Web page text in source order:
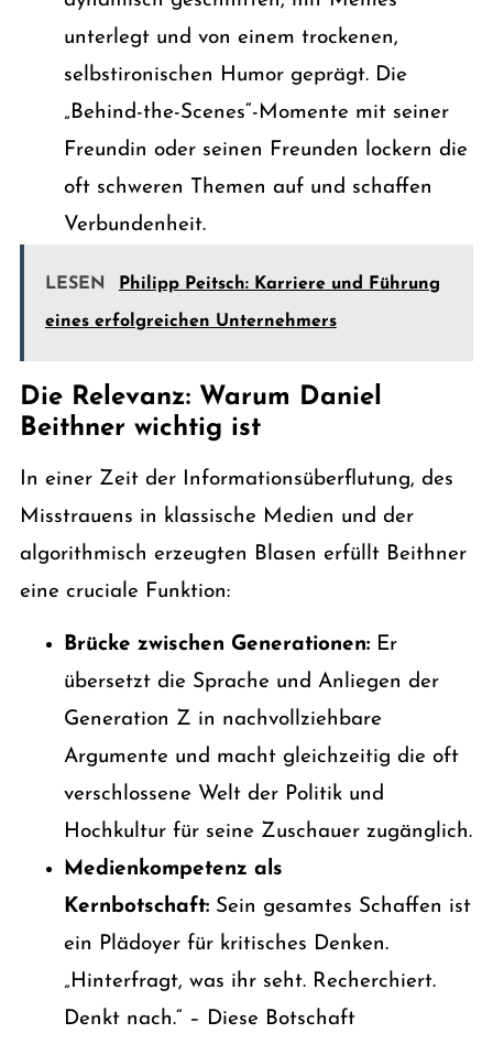
unterlegt und von einem trockenen,
selbstironischen Humor geprägt. Die
„Behind-the-Scenes“-Momente mit seiner
Freundin oder seinen Freunden lockern die
oft schweren Themen auf und schaffen
Verbundenheit.
LESEN Philipp Peitsch: Karriere und Führung
eines erfolgreichen Unternehmers
Die Relevanz: Warum Daniel
Beithner wichtig ist
In einer Zeit der Informationsüberflutung, des
Misstrauens in klassische Medien und der
algorithmisch erzeugten Blasen erfüllt Beithner
eine cruciale Funktion:
Brücke zwischen Generationen:Er
übersetzt die Sprache und Anliegen der
Generation Z in nachvollziehbare
Argumente und macht gleichzeitig die oft
verschlossene Welt der Politik und
Hochkultur für seine Zuschauer zugänglich.
Medienkompetenz als
Kernbotschaft:Sein gesamtes Schaffen ist
ein Plädoyer für kritisches Denken.
„Hinterfragt, was ihr seht. Recherchiert.
Denkt nach.“ – Diese Botschaft